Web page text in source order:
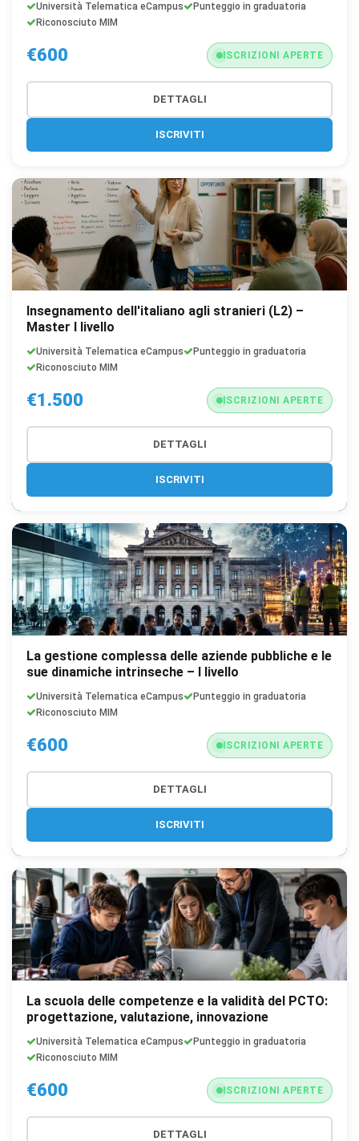
Università Telematica eCampus
Punteggio in graduatoria
Riconosciuto MIM
€600 ISCRIZIONI APERTE
DETTAGLI
ISCRIVITI
Insegnamento dell'italiano agli stranieri (L2) –
Master I livello
Università Telematica eCampus
Punteggio in graduatoria
Riconosciuto MIM
€1.500 ISCRIZIONI APERTE
DETTAGLI
ISCRIVITI
La gestione complessa delle aziende pubbliche e le
sue dinamiche intrinseche – I livello
Università Telematica eCampus
Punteggio in graduatoria
Riconosciuto MIM
€600 ISCRIZIONI APERTE
DETTAGLI
ISCRIVITI
La scuola delle competenze e la validità del PCTO:
progettazione, valutazione, innovazione
Università Telematica eCampus
Punteggio in graduatoria
Riconosciuto MIM
€600 ISCRIZIONI APERTE
DETTAGLI